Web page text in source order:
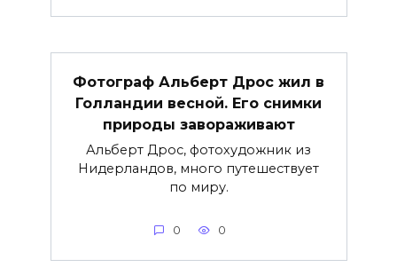
Фотограф Альберт Дрос жил в
Голландии весной. Его снимки
природы завораживают
Альберт Дрос, фотохудожник из
Нидерландов, много путешествует
по миру.
0 0